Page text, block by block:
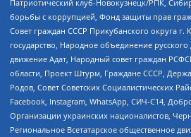
Патриотический клуб-Новокузнецк/РПК,
борьбы с коррупцией, Фонд защиты прав
Совет граждан СССР Прикубанского округа г.
государство, Народное объединение
движение Адат, Народный совет граждан
области, Проект Штурм, Граждане СССР,
Родов, Совет Советских Социалистических
Facebook, Instagram, WhatsApp, СИЧ-С14,
Организации украинских националистов,
Региональное Всетатарское общественное